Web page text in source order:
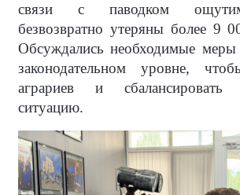
связи с паводком
безвозвратно утеряны более 9
Обсуждались необходимые меры
законодательном уровне,
аграриев и сбалансировать
ситуацию.